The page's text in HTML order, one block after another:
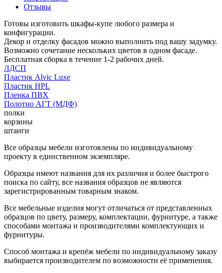
Отзывы
Готовы изготовить шкафы-купе любого размера и
конфигурации.
Декор и отделку фасадов можно выполнить под вашу задумку.
Возможно сочетание нескольких цветов в одном фасаде.
Бесплатная сборка в течение 1-2 рабочих дней.
ЛДСП
Пластик Alvic Luxe
Пластик HPL
Пленка ПВХ
Полотно АГТ (МДФ)
полки
корзины
штанги
Все образцы мебели изготовлены по индивидуальному
проекту в единственном экземпляре.
Образцы имеют названия для их различия и более быстрого
поиска по сайту, все названия образцов не являются
зарегистрированным товарным знаком.
Все мебельные изделия могут отличаться от представленных
образцов по цвету, размеру, комплектации, фурнитуре, а также
способами монтажа и производителями комплектующих и
фурнитуры.
Способ монтажа и крепёж мебели по индивидуальному заказу
выбирается производителем по возможности её применения.